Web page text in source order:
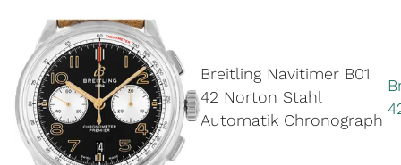
Breitling Navitimer B01
42 Norton Stahl
Automatik Chronograph